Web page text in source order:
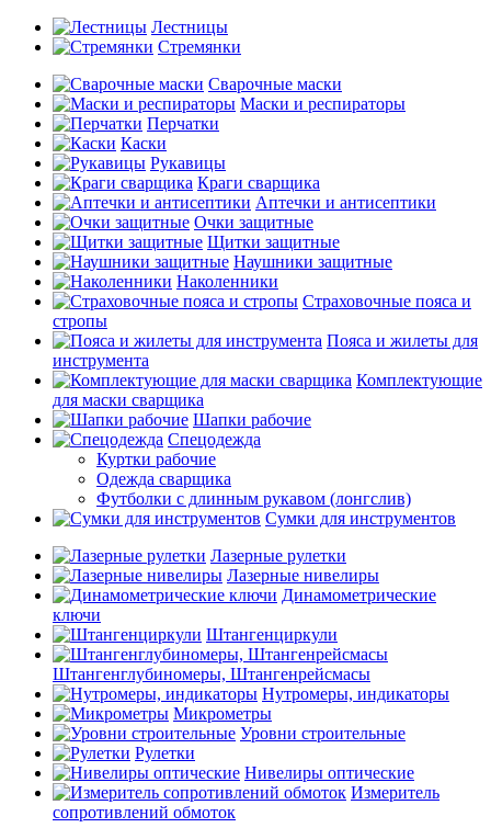
Лестницы
Стремянки
Сварочные маски
Маски и респираторы
Перчатки
Каски
Рукавицы
Краги сварщика
Аптечки и антисептики
Очки защитные
Щитки защитные
Наушники защитные
Наколенники
Страховочные пояса и
стропы
Пояса и жилеты для
инструмента
Комплектующие
для маски сварщика
Шапки рабочие
Спецодежда
Куртки рабочие
Одежда сварщика
Футболки с длинным рукавом (лонгслив)
Сумки для инструментов
Лазерные рулетки
Лазерные нивелиры
Динамометрические
ключи
Штангенциркули
Штангенглубиномеры, Штангенрейсмасы
Нутромеры, индикаторы
Микрометры
Уровни строительные
Рулетки
Нивелиры оптические
Измеритель
сопротивлений обмоток